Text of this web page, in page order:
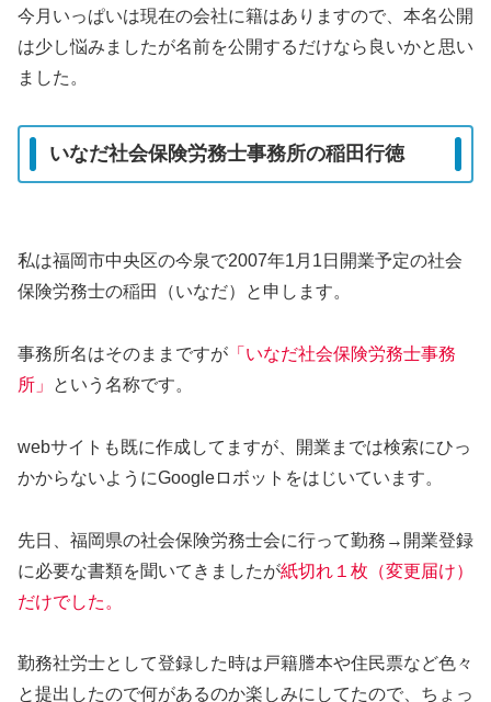
今月いっぱいは現在の会社に籍はありますので、本名公開
は少し悩みましたが名前を公開するだけなら良いかと思い
ました。
いなだ社会保険労務士事務所の稲田行徳
私は福岡市中央区の今泉で2007年1月1日開業予定の社会
保険労務士の稲田（いなだ）
と申します。
事務所名はそのままですが 「いなだ社会保険労務士事務
所」
という名称です。
webサイトも既に作成してますが、開業までは検索にひっ
かからないようにGoogleロボットをはじいています。
先日、福岡県の社会保険労務士会に行って勤務→開業登録
に必要な書類を聞いてきましたが紙切れ１枚（変更届け）
だけでした。
勤務社労士として登録した時は戸籍謄本や住民票など色々
と提出したので何があるのか楽しみにしてたので、ちょっ